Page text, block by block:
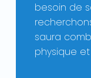
besoin de
saura
physique